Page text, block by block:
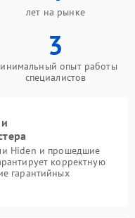
лет на рынке
3
опыт работы
специалистов
Hiden и прошедшие
корректную
гарантийных